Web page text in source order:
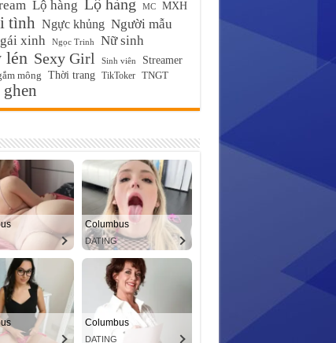
Lộ hàng Lộ hàng MC MXH
tình Ngực khủng Người mẫu
xinh
Ngọc Trinh Nữ sinh
lén Sexy Girl Sinh viên Streamer
mông Thời trang TikToker TNGT